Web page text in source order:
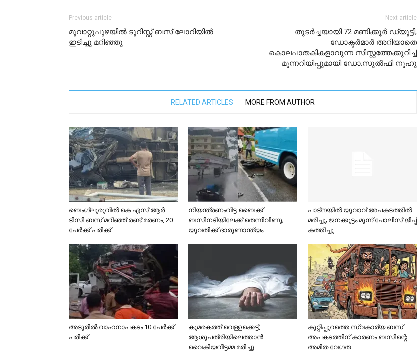
Previous article
മൂവാറ്റുപുഴയിൽ ടൂറിസ്റ്റ് ബസ് ലോറിയിൽ
ഇടിച്ചു മറിഞ്ഞു
Next article
തുടർച്ചയായി 72 മണിക്കൂർ ഡ്യൂട്ടി,
ഡോക്ടർമാർ അറിയാതെ
കൊലപാതകികളാവുന്ന സിസ്റ്റത്തേക്കുറിച്ച്
മുന്നറിയിപ്പുമായി ഡോ.സുൽഫി നൂഹു
RELATED ARTICLES MORE FROM AUTHOR
ബെംഗ്ലൂരുവിൽ കെ എസ് ആർ
ടിസി ബസ് മറിഞ്ഞ് രണ്ട് മരണം, 20
പേർക്ക് പരിക്ക്
നിയന്ത്രണംവിട്ട ബൈക്ക്
ബസിനടിയിലേക്ക് തെന്നിവീണു;
യുവതിക്ക് ദാരുണാന്ത്യം
പാട്നയിൽ യുവാവ് അപകടത്തിൽ
മരിച്ചു; ജനക്കൂട്ടം മൂന്ന് പോലീസ് ജീപ്പ്
കത്തിച്ചു
അടൂരിൽ വാഹനാപകടം 10 പേർക്ക്
പരിക്ക്
കുമരകത്ത് വെള്ളക്കെട്ട്,
ആശുപത്രിയിലെത്താൻ
വൈകിയവീട്ടമ്മ മരിച്ചു
കുറ്റിപ്പുറത്തെ സ്വകാര്യ ബസ്
അപകടത്തിന് കാരണം ബസിന്റെ
അമിത വേഗത